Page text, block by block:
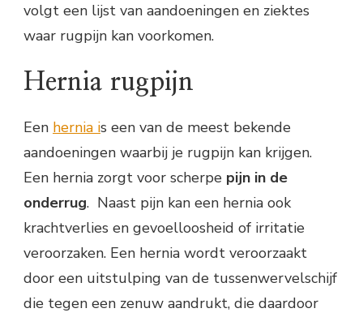
volgt een lijst van aandoeningen en ziektes
waar rugpijn kan voorkomen.
Hernia rugpijn
Een hernia is een van de meest bekende
aandoeningen waarbij je rugpijn kan krijgen.
Een hernia zorgt voor scherpe pijn in de
onderrug. Naast pijn kan een hernia ook
krachtverlies en gevoelloosheid of irritatie
veroorzaken. Een hernia wordt veroorzaakt
door een uitstulping van de tussenwervelschijf
die tegen een zenuw aandrukt, die daardoor